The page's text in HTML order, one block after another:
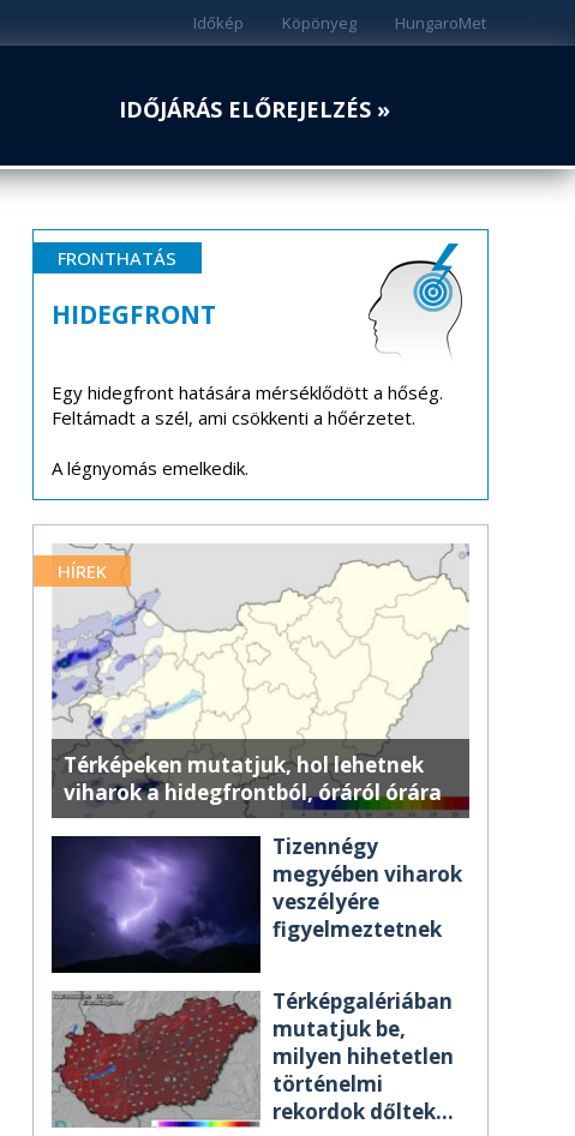
HungaroMet
Köpönyeg
Időkép
IDŐJÁRÁS ELŐREJELZÉS »
FRONTHATÁS
HIDEGFRONT
Egy hidegfront hatására mérséklődött a hőség.
Feltámadt a szél, ami csökkenti a hőérzetet.
A légnyomás emelkedik.
HÍREK
Térképeken mutatjuk, hol lehetnek
viharok a hidegfrontból, óráról órára
Tizennégy
megyében viharok
veszélyére
figyelmeztetnek
Térképgalériában
mutatjuk be,
milyen hihetetlen
történelmi
rekordok dőltek